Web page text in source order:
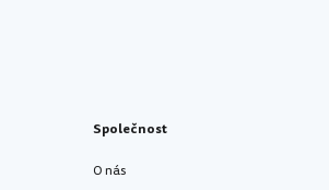
Společnost
O nás